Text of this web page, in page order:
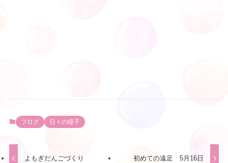
ブログ 日々の様子
よもぎだんごづくり 初めての遠足 5月16日